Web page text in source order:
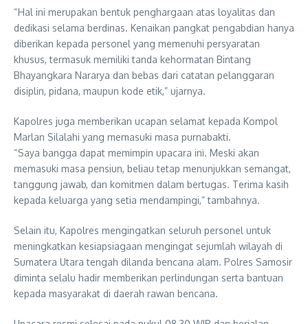
“Hal ini merupakan bentuk penghargaan atas loyalitas dan
dedikasi selama berdinas. Kenaikan pangkat pengabdian hanya
diberikan kepada personel yang memenuhi persyaratan
khusus, termasuk memiliki tanda kehormatan Bintang
Bhayangkara Nararya dan bebas dari catatan pelanggaran
disiplin, pidana, maupun kode etik,” ujarnya.
Kapolres juga memberikan ucapan selamat kepada Kompol
Marlan Silalahi yang memasuki masa purnabakti.
“Saya bangga dapat memimpin upacara ini. Meski akan
memasuki masa pensiun, beliau tetap menunjukkan semangat,
tanggung jawab, dan komitmen dalam bertugas. Terima kasih
kepada keluarga yang setia mendampingi,” tambahnya.
Selain itu, Kapolres mengingatkan seluruh personel untuk
meningkatkan kesiapsiagaan mengingat sejumlah wilayah di
Sumatera Utara tengah dilanda bencana alam. Polres Samosir
diminta selalu hadir memberikan perlindungan serta bantuan
kepada masyarakat di daerah rawan bencana.